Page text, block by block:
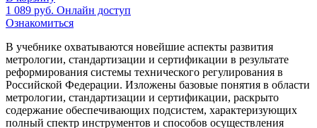
1 089 руб. Онлайн доступ
Ознакомиться
В учебнике охватываются новейшие аспекты развития
метрологии, стандартизации и сертификации в результате
реформирования системы технического регулирования в
Российской Федерации. Изложены базовые понятия в области
метрологии, стандартизации и сертификации, раскрыто
содержание обеспечивающих подсистем, характеризующих
полный спектр инструментов и способов осуществления